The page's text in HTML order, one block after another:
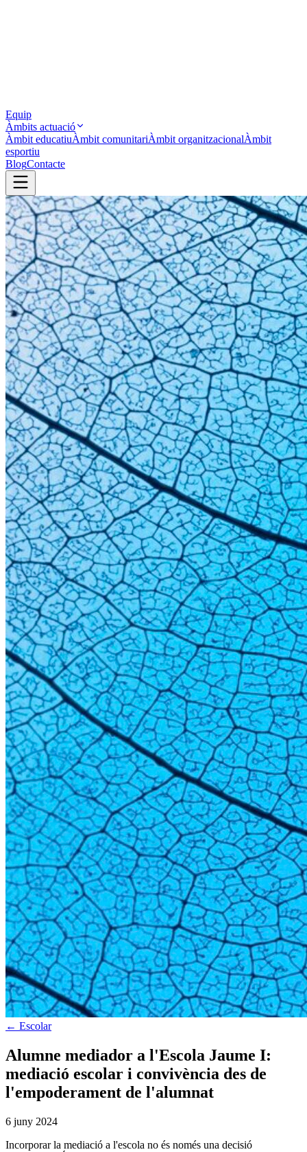
Equip
Àmbits actuació
Àmbit educatiuÀmbit comunitariÀmbit organitzacionalÀmbit
esportiu
BlogContacte
← Escolar
Alumne mediador a l'Escola Jaume I:
mediació escolar i convivència des de
l'empoderament de l'alumnat
6 juny 2024
Incorporar la mediació a l'escola no és només una decisió